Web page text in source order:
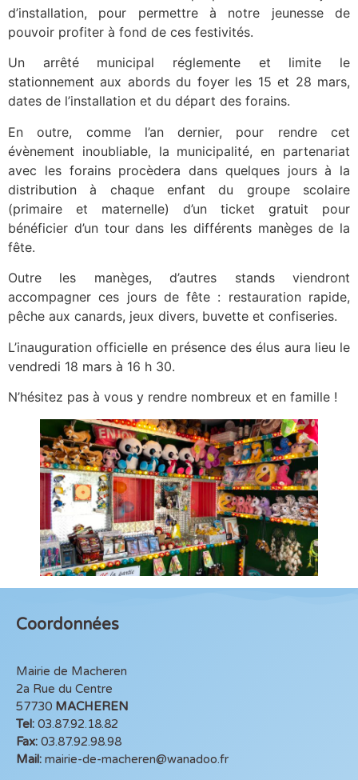
d’installation, pour permettre à notre jeunesse de
pouvoir profiter à fond de ces festivités.
Un arrêté municipal réglemente et limite le
stationnement aux abords du foyer les 15 et 28 mars,
dates de l’installation et du départ des forains.
En outre, comme l’an dernier, pour rendre cet
évènement inoubliable, la municipalité, en partenariat
avec les forains procèdera dans quelques jours à la
distribution à chaque enfant du groupe scolaire
(primaire et maternelle) d’un ticket gratuit pour
bénéficier d’un tour dans les différents manèges de la
fête.
Outre les manèges, d’autres stands viendront
accompagner ces jours de fête : restauration rapide,
pêche aux canards, jeux divers, buvette et confiseries.
L’inauguration officielle en présence des élus aura lieu le
vendredi 18 mars à 16 h 30.
N’hésitez pas à vous y rendre nombreux et en famille !
Coordonnées
Mairie de Macheren
2a Rue du Centre
57730 MACHEREN
Tel: 03.87.92.18.82
Fax: 03.87.92.98.98
Mail: mairie-de-macheren@wanadoo.fr